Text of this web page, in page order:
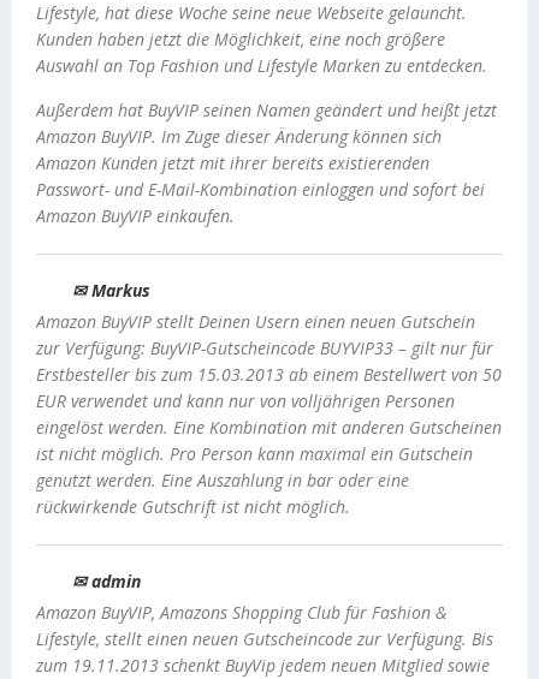
Lifestyle, hat diese Woche seine neue Webseite gelauncht.
Kunden haben jetzt die Möglichkeit, eine noch größere
Auswahl an Top Fashion und Lifestyle Marken zu entdecken.
Außerdem hat BuyVIP seinen Namen geändert und heißt jetzt
Amazon BuyVIP. Im Zuge dieser Änderung können sich
Amazon Kunden jetzt mit ihrer bereits existierenden
Passwort- und E-Mail-Kombination einloggen und sofort bei
Amazon BuyVIP einkaufen.
✉ Markus
Amazon BuyVIP stellt Deinen Usern einen neuen Gutschein
zur Verfügung: BuyVIP-Gutscheincode BUYVIP33 – gilt nur für
Erstbesteller bis zum 15.03.2013 ab einem Bestellwert von 50
EUR verwendet und kann nur von volljährigen Personen
eingelöst werden. Eine Kombination mit anderen Gutscheinen
ist nicht möglich. Pro Person kann maximal ein Gutschein
genutzt werden. Eine Auszahlung in bar oder eine
rückwirkende Gutschrift ist nicht möglich.
✉ admin
Amazon BuyVIP, Amazons Shopping Club für Fashion &
Lifestyle, stellt einen neuen Gutscheincode zur Verfügung. Bis
zum 19.11.2013 schenkt BuyVip jedem neuen Mitglied sowie